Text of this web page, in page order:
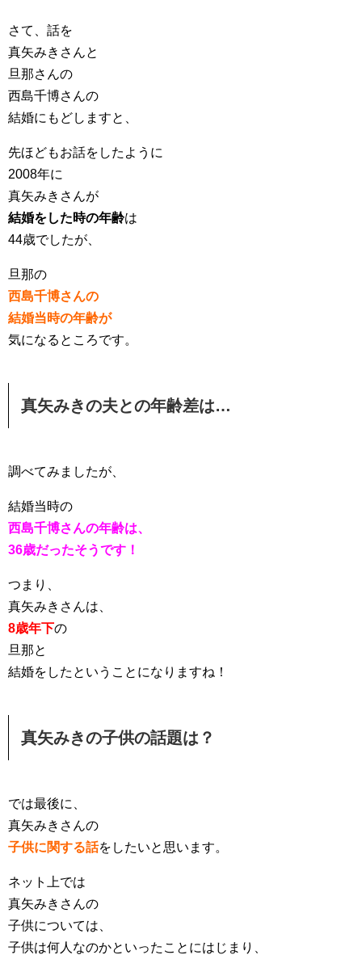
さて、話を
真矢みきさんと
旦那さんの
西島千博さんの
結婚にもどしますと、
先ほどもお話をしたように
2008年に
真矢みきさんが
結婚をした時の年齢は
44歳でしたが、
旦那の
西島千博さんの
結婚当時の年齢が
気になるところです。
真矢みきの夫との年齢差は…
調べてみましたが、
結婚当時の
西島千博さんの年齢は、
36歳だったそうです！
つまり、
真矢みきさんは、
8歳年下の
旦那と
結婚をしたということになりますね！
真矢みきの子供の話題は？
では最後に、
真矢みきさんの
子供に関する話をしたいと思います。
ネット上では
真矢みきさんの
子供については、
子供は何人なのかといったことにはじまり、